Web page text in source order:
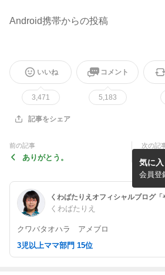
Android携帯からの投稿
いいね
3,471
コメント
5,183
記事をシェア
前の記事
ありがとう。
次の記
くわばたりえ
クワバタオハラ アメブロ
気に
会員登
3児以上ママ部門 15位